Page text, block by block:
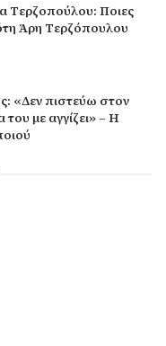
Τερζοπούλου: Ποιες
Άρη Τερζόπουλου
«Δεν πιστεύω στον
με αγγίζει» – Η